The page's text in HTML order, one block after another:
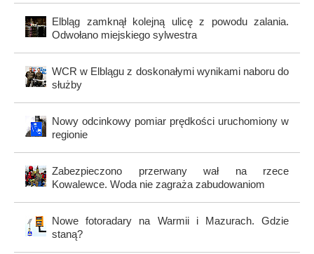
Elbląg zamknął kolejną ulicę z powodu zalania.
Odwołano miejskiego sylwestra
WCR w Elblągu z doskonałymi wynikami naboru do
służby
Nowy odcinkowy pomiar prędkości uruchomiony w
regionie
Zabezpieczono przerwany wał na rzece
Kowalewce. Woda nie zagraża zabudowaniom
Nowe fotoradary na Warmii i Mazurach. Gdzie
staną?